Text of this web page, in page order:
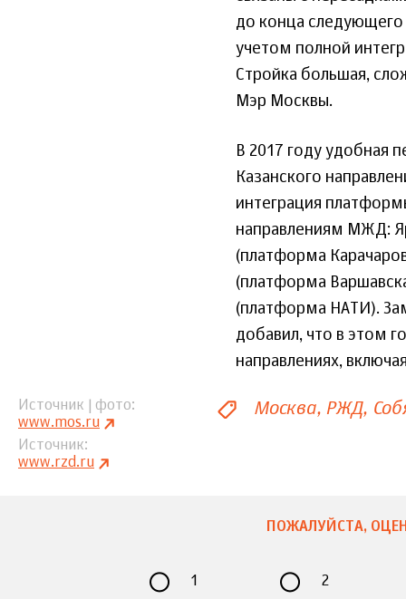
до конца
учетом полной
Стройка большая,
Мэр Москвы.
В 2017 году удобная
Казанского
интеграция
направлениям МЖД:
(платформа
(платформа
(платформа НАТИ).
добавил, что в этом
направлениях,
Источник | фото
www.mos.ru
Источник
www.rzd.ru
Москва РЖД
ПОЖАЛУЙСТА,
1 2